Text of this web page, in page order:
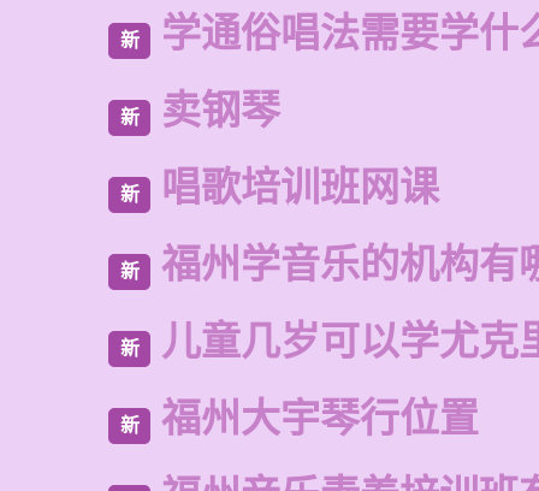
新 学通俗唱法需要学什
新 卖钢琴
新 唱歌培训班网课
新 福州学音乐的机构有
新 儿童几岁可以学尤克
新 福州大宇琴行位置